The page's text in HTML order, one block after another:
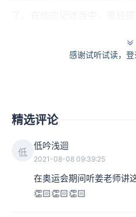
话音未落就精疲力竭的死去了
记述当中的英雄菲狄皮德斯
合成了一个故事，就变成了
松的传奇了。
感谢试听试读，
精选评论
低
低吟浅迴
2021-08-08 09:39:25
在奥运会期间听姜老师讲
👏🏻👏🏻👏🏻